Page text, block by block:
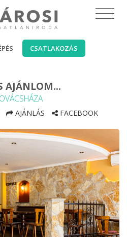
CSATLAKOZÁS
AJÁNLOM...
AJÁNLÁS FACEBOOK